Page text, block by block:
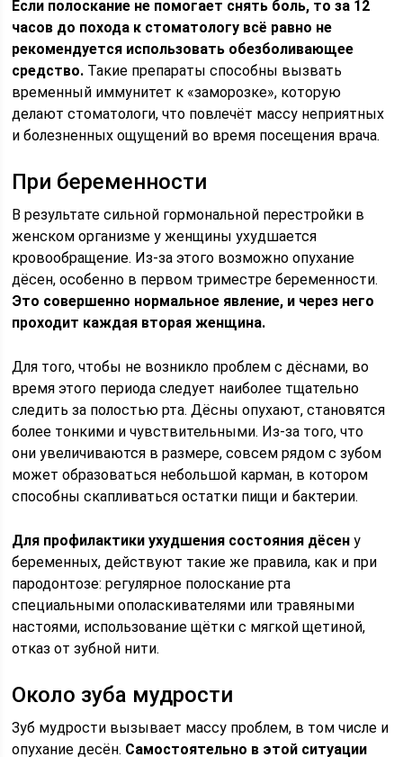
Если полоскание не помогает снять боль, то за 12
часов до похода к стоматологу всё равно не
рекомендуется использовать обезболивающее
средство. Такие препараты способны вызвать
временный иммунитет к «заморозке», которую
делают стоматологи, что повлечёт массу неприятных
и болезненных ощущений во время посещения врача.
При беременности
В результате сильной гормональной перестройки в
женском организме у женщины ухудшается
кровообращение. Из-за этого возможно опухание
дёсен, особенно в первом триместре беременности.
Это совершенно нормальное явление, и через него
проходит каждая вторая женщина.
Для того, чтобы не возникло проблем с дёснами, во
время этого периода следует наиболее тщательно
следить за полостью рта. Дёсны опухают, становятся
более тонкими и чувствительными. Из-за того, что
они увеличиваются в размере, совсем рядом с зубом
может образоваться небольшой карман, в котором
способны скапливаться остатки пищи и бактерии.
Для профилактики ухудшения состояния дёсен у
беременных, действуют такие же правила, как и при
пародонтозе: регулярное полоскание рта
специальными ополаскивателями или травяными
настоями, использование щётки с мягкой щетиной,
отказ от зубной нити.
Около зуба мудрости
Зуб мудрости вызывает массу проблем, в том числе и
опухание десён. Самостоятельно в этой ситуации